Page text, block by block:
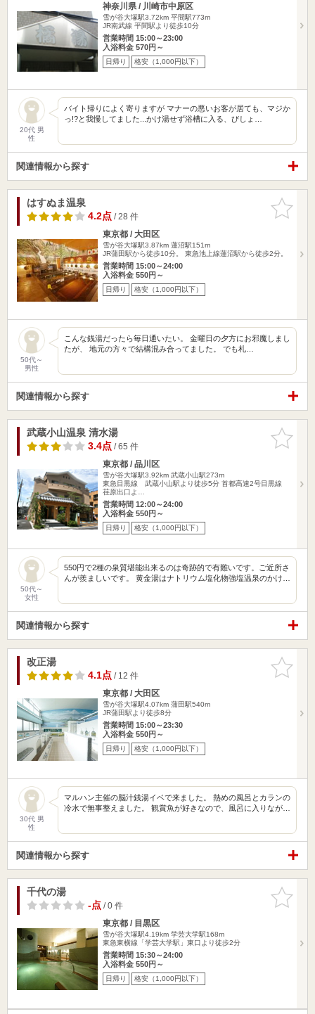
神奈川県 / 川崎市中原区
雪が谷大塚駅3.72km 平間駅773m
JR南武線 平間駅より徒歩10分
営業時間 15:00～23:00
入浴料金 570円～
日帰り 格安（1,000円以下）
20代 男
性
バイト帰りによく寄りますが マナーの悪いお客が居ても、マジか
っ!?と我慢してました...かけ湯せず浴槽に入る、びしょ…
関連情報から探す
お気に入
りに追加
はすぬま温泉
4.2点/ 28 件
東京都 / 大田区
雪が谷大塚駅3.87km 蓮沼駅151m
JR蒲田駅から徒歩10分。 東急池上線蓮沼駅から徒歩2分。
営業時間 15:00～24:00
入浴料金 550円～
日帰り 格安（1,000円以下）
50代～
男性
こんな銭湯だったら毎日通いたい。 金曜日の夕方にお邪魔しまし
たが、 地元の方々で結構混み合ってました。 でも札…
関連情報から探す
お気に入
りに追加
武蔵小山温泉 清水湯
3.4点/ 65 件
東京都 / 品川区
雪が谷大塚駅3.92km 武蔵小山駅273m
東急目黒線 武蔵小山駅より徒歩5分 首都高速2号目黒線
荏原出口よ…
営業時間 12:00～24:00
入浴料金 550円～
日帰り 格安（1,000円以下）
50代～
女性
550円で2種の泉質堪能出来るのは奇跡的で有難いです。ご近所さ
んが羨ましいです。 黄金湯はナトリウム塩化物強塩温泉のかけ…
関連情報から探す
お気に入
りに追加
改正湯
4.1点/ 12 件
東京都 / 大田区
雪が谷大塚駅4.07km 蒲田駅540m
JR蒲田駅より徒歩8分
営業時間 15:00～23:30
入浴料金 550円～
日帰り 格安（1,000円以下）
30代 男
性
マルハン主催の脳汁銭湯イベで来ました。 熱めの風呂とカランの
冷水で無事整えました。 観賞魚が好きなので、風呂に入りなが…
関連情報から探す
お気に入
りに追加
千代の湯
-点/ 0 件
東京都 / 目黒区
雪が谷大塚駅4.19km 学芸大学駅168m
東急東横線「学芸大学駅」東口より徒歩2分
営業時間 15:30～24:00
入浴料金 550円～
日帰り 格安（1,000円以下）